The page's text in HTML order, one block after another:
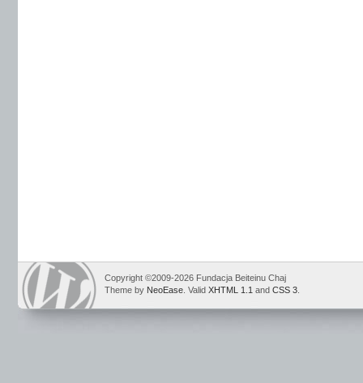
Copyright ©2009-2026 Fundacja Beiteinu Chaj
Theme by NeoEase . Valid XHTML 1.1 and CSS 3